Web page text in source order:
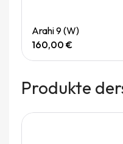
Arahi 9 (W)
160,00 €
Produkte